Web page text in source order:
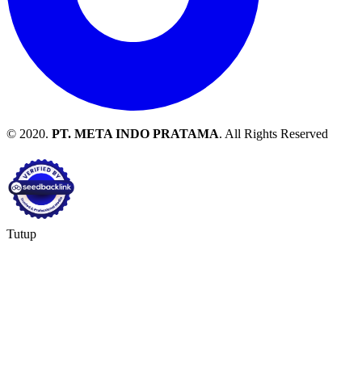
© 2020. PT. META INDO PRATAMA. All Rights Reserved
Tutup